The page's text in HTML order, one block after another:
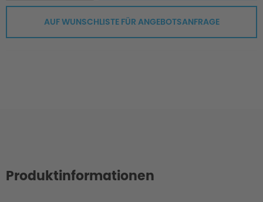
AUF WUNSCHLISTE FÜR ANGEBOTSANFRAGE
Produktinformationen